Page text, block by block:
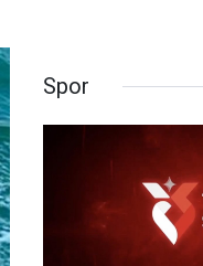
Spor